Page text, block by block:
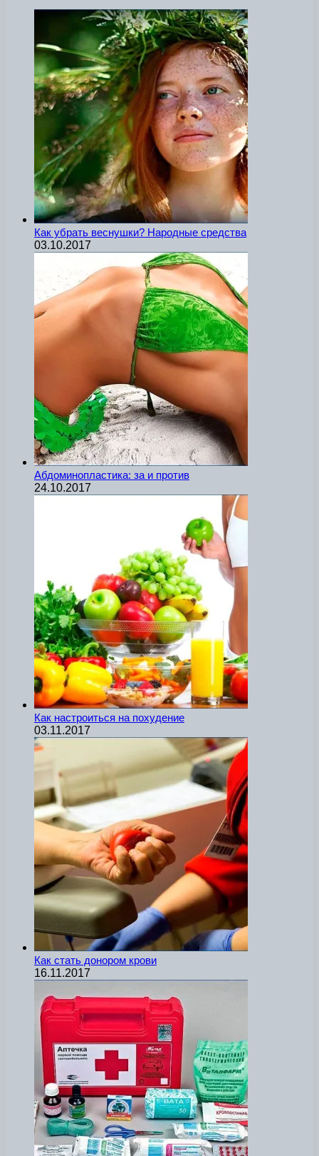
Как убрать веснушки? Народные средства
03.10.2017
Абдоминопластика: за и против
24.10.2017
Как настроиться на похудение
03.11.2017
Как стать донором крови
16.11.2017